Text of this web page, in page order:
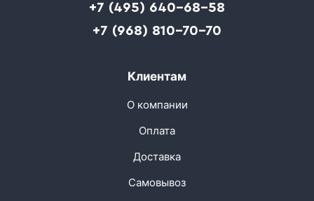
+7 (495) 640-68-58
+7 (968) 810-70-70
Клиентам
О компании
Оплата
Доставка
Самовывоз